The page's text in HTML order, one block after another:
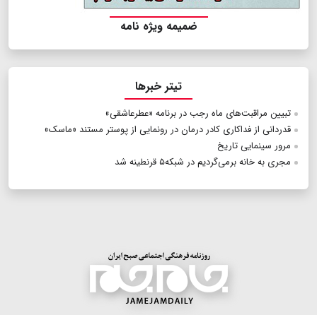
ضمیمه ویژه نامه
تیتر خبرها
تبیین مراقبت‌های ماه رجب در برنامه «عطرعاشقی»
قدردانی از فداکاری کادر درمان در رونمایی از پوستر مستند «ماسک»
مرور سینما‌یی تاریخ
مجری به خانه برمی‌گردیم در شبکه۵ قرنطینه شد